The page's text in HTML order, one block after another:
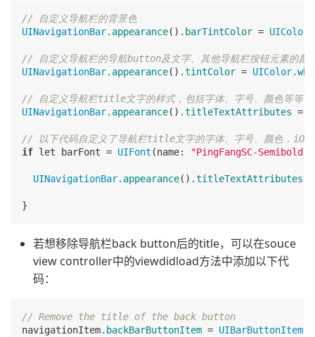
// 自定义导航栏的背景色
UINavigationBar.appearance() .barTintColor = UIColor
// 自定义导航栏的导航button及文字、其他导航栏按钮元素的颜
UINavigationBar.appearance() .tintColor = UIColor
// 自定义导航栏title文字的样式，包括字体、字号、颜色等等
UINavigationBar.appearance() .titleTextAttributes =
// 以下代码自定义了导航栏title文字的字体、字号、颜色，
if let barFont = UIFont (name: "PingFangSC-Semibold"
UINavigationBar.appearance() .titleTextAttributes
若想移除导航栏back button后的title，可以在souce
view controller中的viewdidload方法中添加以下代
码：
// Remove the title of the back button
navigationItem.backBarButtonItem = UIBarButtonItem